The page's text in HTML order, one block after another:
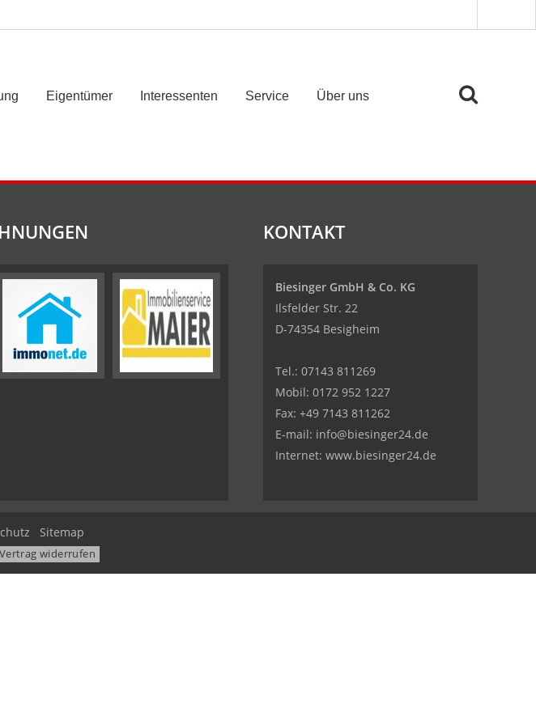
Eigentümer Interessenten Service Über uns
KONTAKT
Biesinger GmbH & Co. KG
Ilsfelder Str. 22
D-74354 Besigheim
Tel.: 07143 811269
Mobil: 0172 952 1227
Fax: +49 7143 811262
E-mail: info@biesinger24.de
Internet: www.biesinger24.de
Sitemap
Vertrag widerrufen